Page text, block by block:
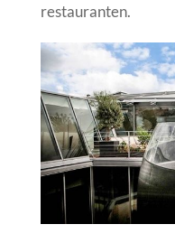
restauranten.